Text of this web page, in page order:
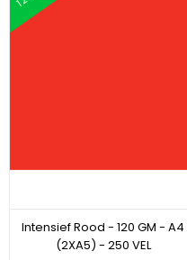
Intensief Rood - 120 GM - A4
(2XA5) - 250 VEL